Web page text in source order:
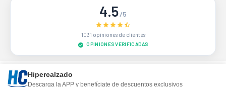
4.5/5
1031 opiniones de clientes
OPINIONES VERIFICADAS
Sitio protegido por reCAPTCHA.
Hipercalzado
Descarga la APP y benefíciate de descuentos exclusivos